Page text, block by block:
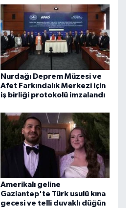
Nurdağı Deprem Müzesi ve
Afet Farkındalık Merkezi için
iş birliği protokolü imzalandı
Amerikalı geline
Gaziantep'te Türk usulü kına
gecesi ve telli duvaklı düğün